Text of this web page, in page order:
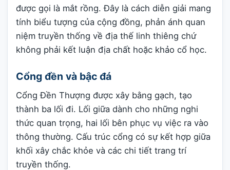
được gọi là mắt rồng. Đây là cách diễn giải mang
tính biểu tượng của cộng đồng, phản ánh quan
niệm truyền thống về địa thế linh thiêng chứ
không phải kết luận địa chất hoặc khảo cổ học.
Cổng đền và bậc đá
Cổng Đền Thượng được xây bằng gạch, tạo
thành ba lối đi. Lối giữa dành cho những nghi
thức quan trọng, hai lối bên phục vụ việc ra vào
thông thường. Cấu trúc cổng có sự kết hợp giữa
khối xây chắc khỏe và các chi tiết trang trí
truyền thống.